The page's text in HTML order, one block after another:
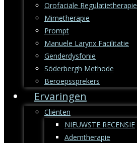
Orofaciale Regulatietherapie
Mimetherapie
Prompt
Manuele Larynx Facilitatie
Genderdysfonie
Söderbergh Methode
Beroepssprekers
Ervaringen
Cliënten
NIEUWSTE RECENSIE
Ademtherapie